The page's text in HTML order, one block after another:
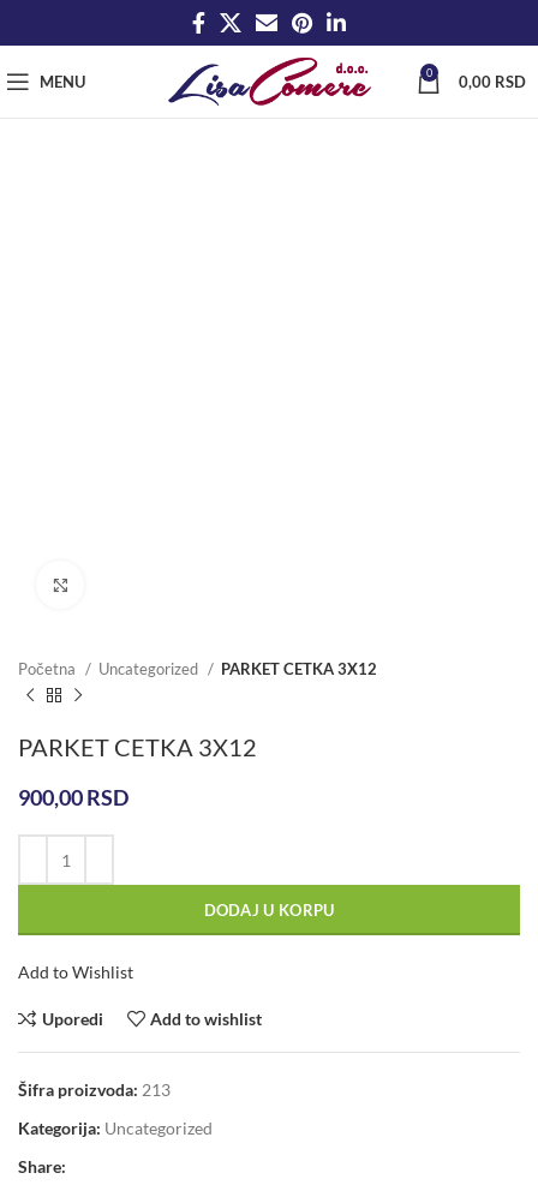
MENU 0 0,00 RSD
Početna Uncategorized PARKET CETKA 3X12
PARKET CETKA 3X12
900,00RSD
DODAJ U KORPU
Add to Wishlist
Uporedi Add to wishlist
Šifra proizvoda: 213
Kategorija: Uncategorized
Share: